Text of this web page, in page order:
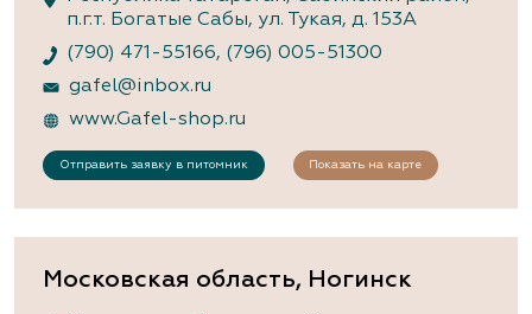
п.г.т. Богатые Сабы, ул. Тукая, д. 153А
(790) 471-55166, (796) 005-51300
gafel@inbox.ru
www.Gafel-shop.ru
Отправить заявку в питомник Показать на карте
Московская область, Ногинск